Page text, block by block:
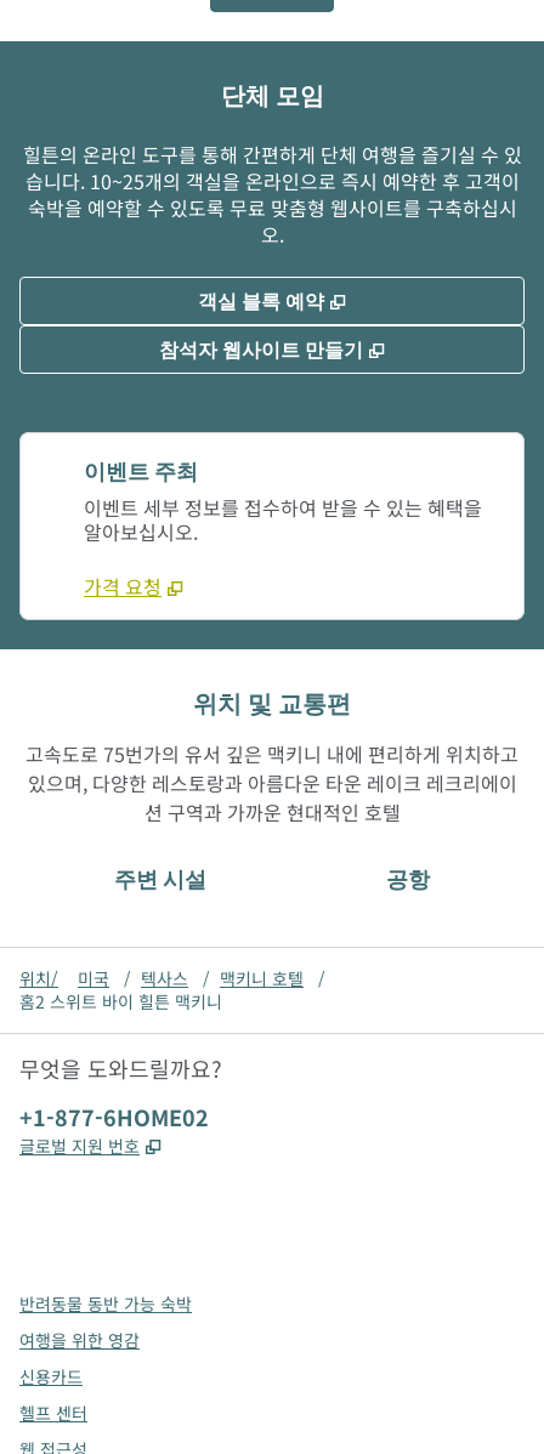
단체 모임
힐튼의 온라인 도구를 통해 간편하게 단체 여행을 즐기실 수 있
습니다. 10~25개의 객실을 온라인으로 즉시 예약한 후 고객이
숙박을 예약할 수 있도록 무료 맞춤형 웹사이트를 구축하십시
오.
객실 블록 예약 ,
참석자 웹사이트 만들기 ,
이벤트 주최
이벤트 세부 정보를 접수하여 받을 수 있는 혜택을
알아보십시오.
가격 요청
위치 및 교통편
고속도로 75번가의 유서 깊은 맥키니 내에 편리하게 위치하고
있으며, 다양한 레스토랑과 아름다운 타운 레이크 레크리에이
션 구역과 가까운 현대적인 호텔
주변 시설 공항
위치/ 미국 / 텍사스 / 맥키니 호텔
/
홈2 스위트 바이 힐튼 맥키니
무엇을 도와드릴까요?
전화:
+1-877-6HOME02
글로벌 지원 번호 ,
반려동물 동반 가능 숙박
여행을 위한 영감
신용카드
헬프 센터
웹 접근성